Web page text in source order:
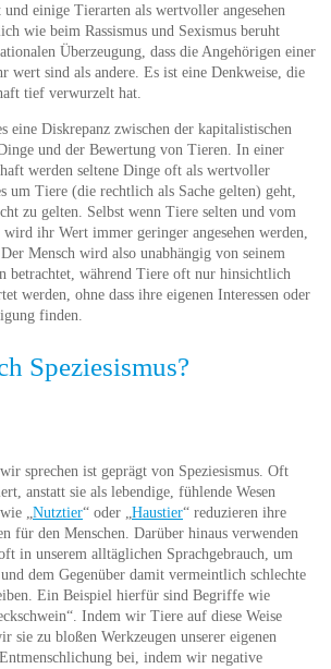
einige Tierarten als wertvoller angesehen
wie beim Rassismus und Sexismus beruht
Überzeugung, dass die Angehörigen einer
wert sind als andere. Es ist eine Denkweise, die
tief verwurzelt hat.
eine Diskrepanz zwischen der kapitalistischen
und der Bewertung von Tieren. In einer
werden seltene Dinge oft als wertvoller
um Tiere (die rechtlich als Sache gelten) geht,
zu gelten. Selbst wenn Tiere selten und vom
wird ihr Wert immer geringer angesehen werden,
Mensch wird also unabhängig von seinem
betrachtet, während Tiere oft nur hinsichtlich
werden, ohne dass ihre eigenen Interessen oder
finden.
Speziesismus?
sprechen ist geprägt von Speziesismus. Oft
anstatt sie als lebendige, fühlende Wesen
„Nutztier“ oder „Haustier“ reduzieren ihre
für den Menschen. Darüber hinaus verwenden
in unserem alltäglichen Sprachgebrauch, um
dem Gegenüber damit vermeintlich schlechte
Ein Beispiel hierfür sind Begriffe wie
Indem wir Tiere auf diese Weise
sie zu bloßen Werkzeugen unserer eigenen
bei, indem wir negative